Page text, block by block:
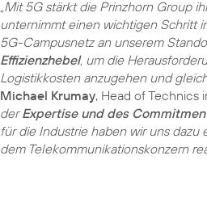
„Mit 5G stärkt die Prinzhorn Group
unternimmt einen wichtigen Schritt
5G-Campusnetz an unserem
Effizienzhebel, um die
Logistikkosten anzugehen und
Michael Krumay, Head of Technics
derExpertise und des
für die Industrie haben wir uns
dem Telekommunikationskonzern